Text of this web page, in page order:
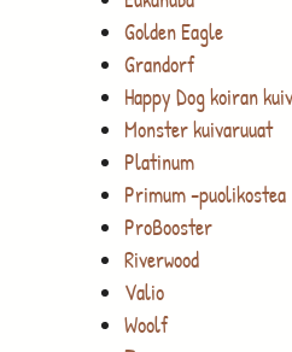
Golden Eagle
Grandorf
Happy Dog koiran
Monster kuivaruuat
Platinum
Primum -puolikostea
ProBooster
Riverwood
Valio
Woolf